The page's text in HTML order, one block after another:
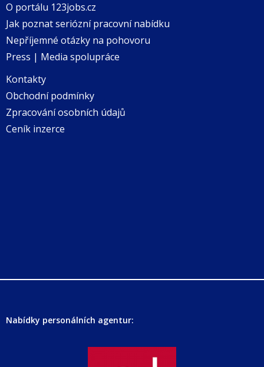
O portálu 123jobs.cz
Jak poznat seriózní pracovní nabídku
Nepříjemné otázky na pohovoru
Press | Media spolupráce
Kontakty
Obchodní podmínky
Zpracování osobních údajů
Ceník inzerce
Nabídky personálních agentur: